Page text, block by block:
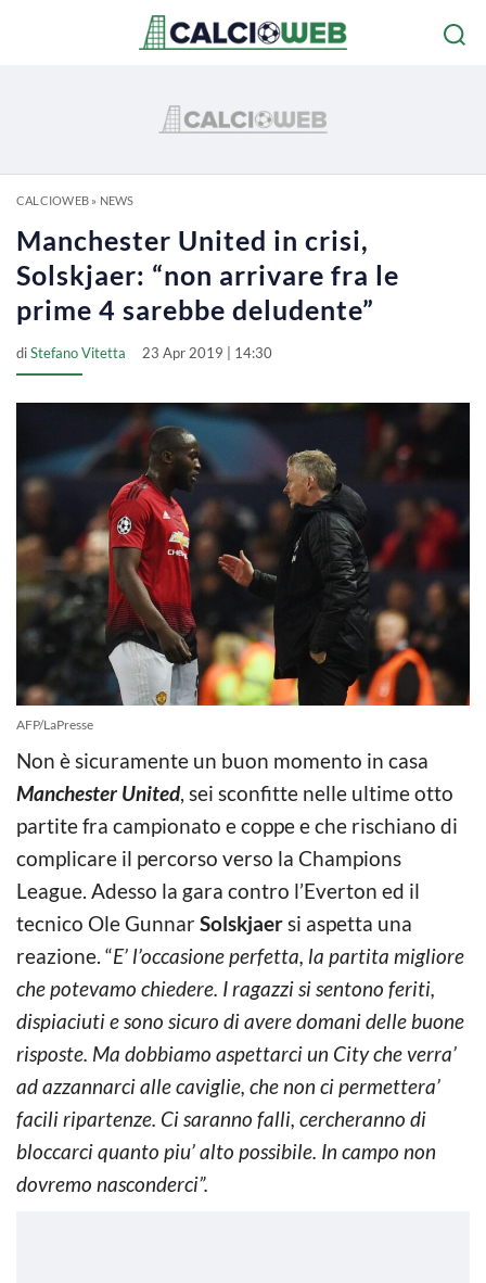
CALCIOWEB» NEWS
Manchester United in crisi,
Solskjaer: “non arrivare fra le
prime 4 sarebbe deludente”
diStefano Vitetta 23 Apr 2019 | 14:30
AFP/LaPresse
Non è sicuramente un buon momento in casa
Manchester United, sei sconfitte nelle ultime otto
partite fra campionato e coppe e che rischiano di
complicare il percorso verso la Champions
League. Adesso la gara contro l’Everton ed il
tecnico Ole GunnarSolskjaersi aspetta una
reazione. “E’ l’occasione perfetta, la partita migliore
che potevamo chiedere. I ragazzi si sentono feriti,
dispiaciuti e sono sicuro di avere domani delle buone
risposte. Ma dobbiamo aspettarci un City che verra’
ad azzannarci alle caviglie, che non ci permettera’
facili ripartenze. Ci saranno falli, cercheranno di
bloccarci quanto piu’ alto possibile. In campo non
dovremo nasconderci”.